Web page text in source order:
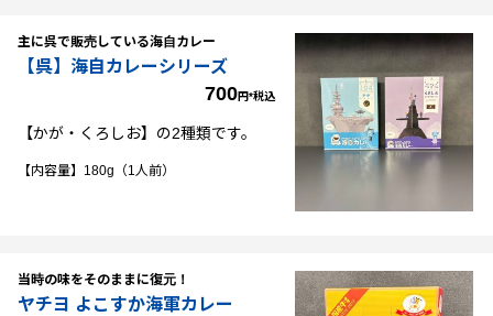
主に呉で販売している海自カレー
【呉】海自カレーシリーズ
700円*税込
【かが・くろしお】の2種類です。
【内容量】180g（1人前）
当時の味をそのままに復元！
ヤチヨ よこすか海軍カレー